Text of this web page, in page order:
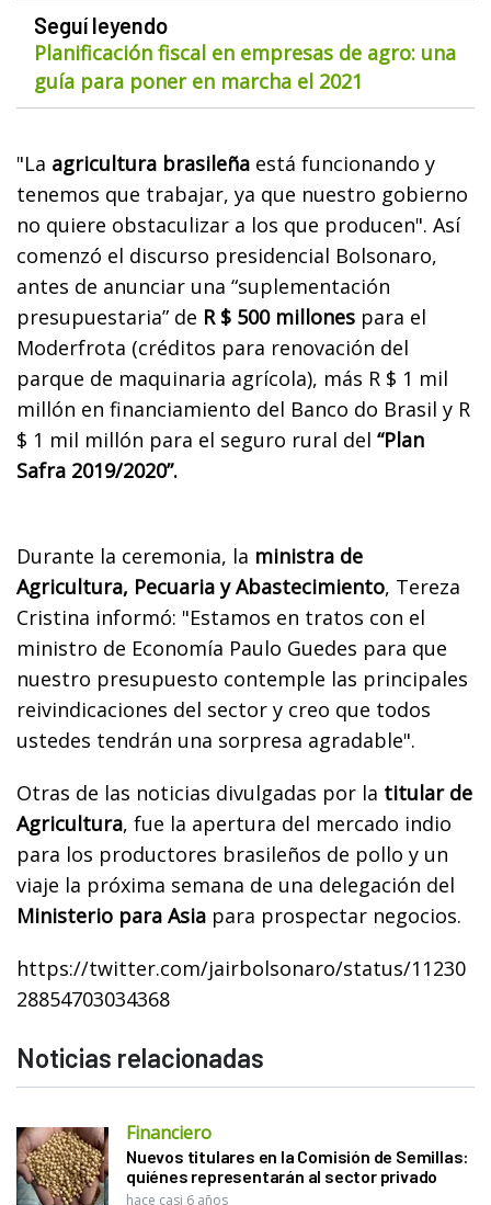
Seguí leyendo
Planificación fiscal en empresas de agro: una
guía para poner en marcha el 2021
"La agricultura brasileña está funcionando y
tenemos que trabajar, ya que nuestro gobierno
no quiere obstaculizar a los que producen". Así
comenzó el discurso presidencial Bolsonaro,
antes de anunciar una “suplementación
presupuestaria” de R $ 500 millones para el
Moderfrota (créditos para renovación del
parque de maquinaria agrícola), más R $ 1 mil
millón en financiamiento del Banco do Brasil y R
$ 1 mil millón para el seguro rural del “Plan
Safra 2019/2020”.
Durante la ceremonia, la ministra de
Agricultura, Pecuaria y Abastecimiento, Tereza
Cristina informó: "Estamos en tratos con el
ministro de Economía Paulo Guedes para que
nuestro presupuesto contemple las principales
reivindicaciones del sector y creo que todos
ustedes tendrán una sorpresa agradable".
Otras de las noticias divulgadas por la titular de
Agricultura, fue la apertura del mercado indio
para los productores brasileños de pollo y un
viaje la próxima semana de una delegación del
Ministerio para Asia para prospectar negocios.
https://twitter.com/jairbolsonaro/status/11230
28854703034368
Noticias relacionadas
Financiero
Nuevos titulares en la Comisión de Semillas:
quiénes representarán al sector privado
hace casi 6 años